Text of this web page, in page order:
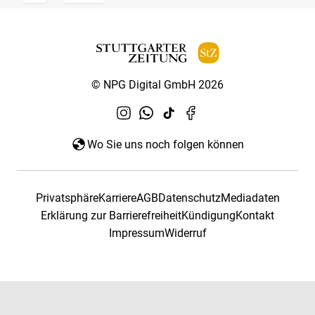
© NPG Digital GmbH 2026
Wo Sie uns noch folgen können
PrivatsphäreKarriereAGBDatenschutzMediadaten
Erklärung zur BarrierefreiheitKündigungKontakt
ImpressumWiderruf